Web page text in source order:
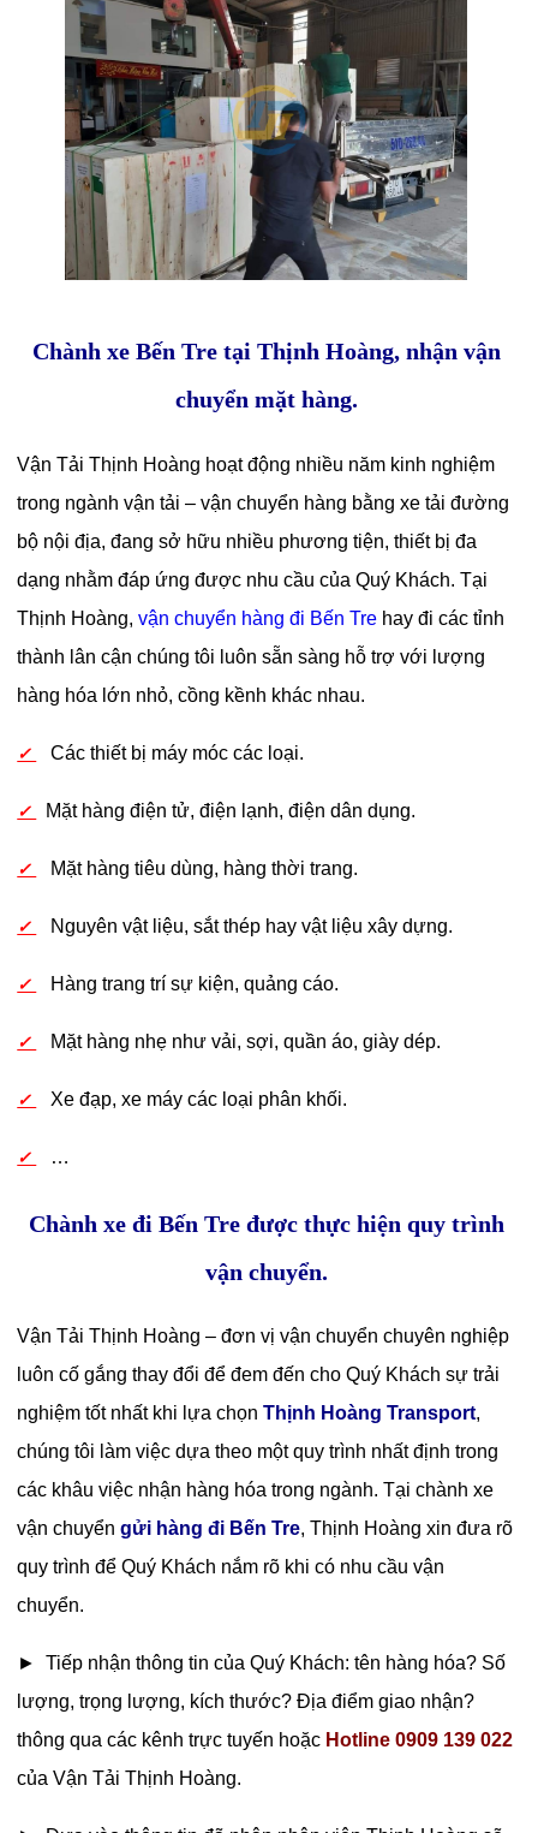
Chành xe Bến Tre tại Thịnh Hoàng, nhận vận
chuyển mặt hàng.
Vận Tải Thịnh Hoàng hoạt động nhiều năm kinh nghiệm
trong ngành vận tải – vận chuyển hàng bằng xe tải đường
bộ nội địa, đang sở hữu nhiều phương tiện, thiết bị đa
dạng nhằm đáp ứng được nhu cầu của Quý Khách. Tại
Thịnh Hoàng,vận chuyển hàng đi Bến Tre hay đi các tỉnh
thành lân cận chúng tôi luôn sẵn sàng hỗ trợ với lượng
hàng hóa lớn nhỏ, cồng kềnh khác nhau.
✓ Các thiết bị máy móc các loại.
✓ Mặt hàng điện tử, điện lạnh, điện dân dụng.
✓ Mặt hàng tiêu dùng, hàng thời trang.
✓ Nguyên vật liệu, sắt thép hay vật liệu xây dựng.
✓ Hàng trang trí sự kiện, quảng cáo.
✓ Mặt hàng nhẹ như vải, sợi, quần áo, giày dép.
✓ Xe đạp, xe máy các loại phân khối.
✓ …
Chành xe đi Bến Tre được thực hiện quy trình
vận chuyển.
Vận Tải Thịnh Hoàng – đơn vị vận chuyển chuyên nghiệp
luôn cố gắng thay đổi để đem đến cho Quý Khách sự trải
nghiệm tốt nhất khi lựa chọnThịnh Hoàng Transport,
chúng tôi làm việc dựa theo một quy trình nhất định trong
các khâu việc nhận hàng hóa trong ngành. Tại chành xe
vận chuyểngửi hàng đi Bến Tre, Thịnh Hoàng xin đưa rõ
quy trình để Quý Khách nắm rõ khi có nhu cầu vận
chuyển.
► Tiếp nhận thông tin của Quý Khách: tên hàng hóa? Số
lượng, trọng lượng, kích thước? Địa điểm giao nhận?
thông qua các kênh trực tuyến hoặc Hotline 0909 139 022
của Vận Tải Thịnh Hoàng.